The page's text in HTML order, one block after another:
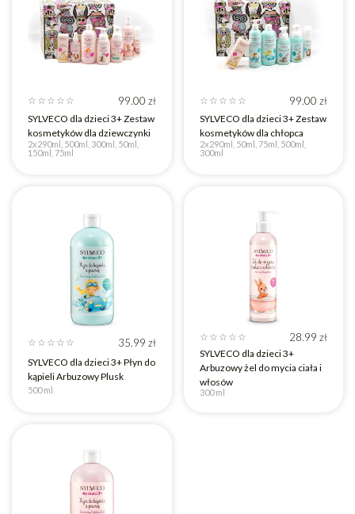
☆ ☆ ☆ ☆ ☆ 99.00 zł
SYLVECO dla dzieci 3+ Zestaw
kosmetyków dla dziewczynki
2x290ml, 500ml, 300ml, 50ml,
150ml, 75ml
☆ ☆ ☆ ☆ ☆ 99.00 zł
SYLVECO dla dzieci 3+ Zestaw
kosmetyków dla chłopca
2x290ml, 50ml, 75ml, 500ml,
300ml
☆ ☆ ☆ ☆ ☆ 35.99 zł
SYLVECO dla dzieci 3+ Płyn do
kąpieli Arbuzowy Plusk
500 ml
☆ ☆ ☆ ☆ ☆ 28.99 zł
SYLVECO dla dzieci 3+
Arbuzowy żel do mycia ciała i
włosów
300 ml